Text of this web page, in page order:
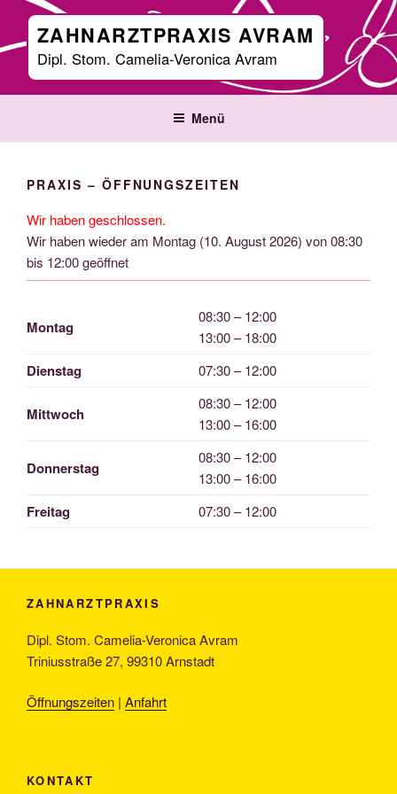
springen
ZAHNARZTPRAXIS AVRAM
Dipl. Stom. Camelia-Veronica Avram
Menü
PRAXIS – ÖFFNUNGSZEITEN
Wir haben geschlossen.
Wir haben wieder am Montag (10. August 2026) von 08:30
bis 12:00 geöffnet
Montag
08:30 – 12:00
13:00 – 18:00
Dienstag 07:30 – 12:00
Mittwoch
08:30 – 12:00
13:00 – 16:00
Donnerstag
08:30 – 12:00
13:00 – 16:00
Freitag 07:30 – 12:00
ZAHNARZTPRAXIS
Dipl. Stom. Camelia-Veronica Avram
Triniusstraße 27, 99310 Arnstadt
Öffnungszeiten | Anfahrt
KONTAKT